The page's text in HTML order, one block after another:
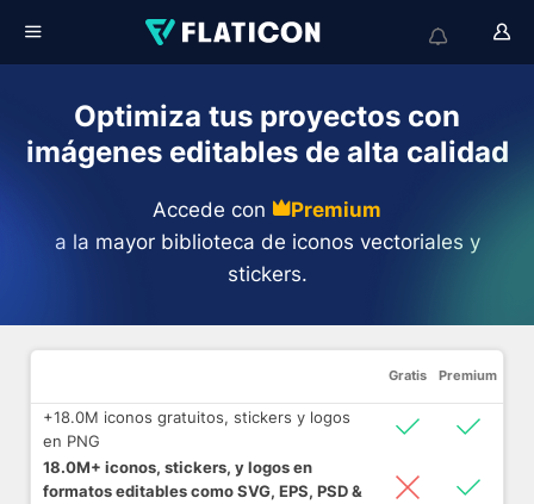
Optimiza tus proyectos con
imágenes editables de alta calidad
Accede con
Premium
a la mayor biblioteca de iconos vectoriales y
stickers.
Gratis Premium
+18.0M iconos gratuitos, stickers y logos
en PNG
18.0M+ iconos, stickers, y logos en
formatos editables como SVG, EPS, PSD &